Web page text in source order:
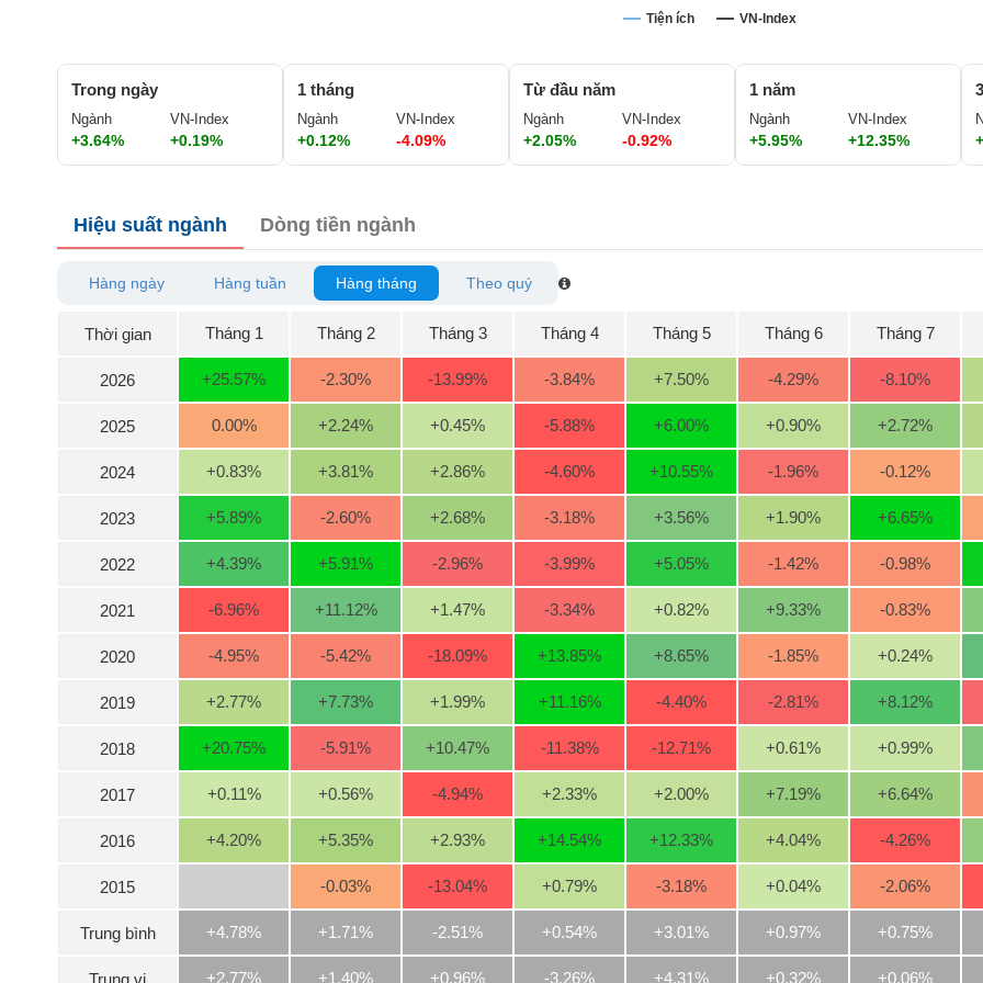
Tiện ích VN-Index
Trong ngày
Ngành
+3.64%
VN-Index
+0.19%
1 tháng
Ngành
+0.12%
VN-Index
-4.09%
Từ đầu năm
Ngành
+2.05%
VN-Index
-0.92%
1 năm
Ngành
+5.95%
VN-Index
+12.35%
Hiệu suất ngành Dòng tiền ngành
Hàng ngày Hàng tuần Hàng tháng Theo quý
Thời gian
2026
2025
2024
2023
2022
2021
2020
2019
2018
2017
2016
2015
Trung bình
Tháng 1 Tháng 2 Tháng 3 Tháng 4 Tháng 5 Tháng 6 Tháng 7
+25.57% -2.30% -13.99% -3.84% +7.50% -4.29% -8.10%
0.00% +2.24% +0.45% -5.88% +6.00% +0.90% +2.72%
+0.83% +3.81% +2.86% -4.60% +10.55% -1.96% -0.12%
+5.89% -2.60% +2.68% -3.18% +3.56% +1.90% +6.65%
+4.39% +5.91% -2.96% -3.99% +5.05% -1.42% -0.98%
-6.96% +11.12% +1.47% -3.34% +0.82% +9.33% -0.83%
-4.95% -5.42% -18.09% +13.85% +8.65% -1.85% +0.24%
+2.77% +7.73% +1.99% +11.16% -4.40% -2.81% +8.12%
+20.75% -5.91% +10.47% -11.38% -12.71% +0.61% +0.99%
+0.11% +0.56% -4.94% +2.33% +2.00% +7.19% +6.64%
+4.20% +5.35% +2.93% +14.54% +12.33% +4.04% -4.26%
-0.03% -13.04% +0.79% -3.18% +0.04% -2.06%
+4.78% +1.71% -2.51% +0.54% +3.01% +0.97% +0.75%
+2.77% +1.40% +0.96% -3.26% +4.31% +0.32% +0.06%
ĐÔNG
DƯƠNG
NHÂN
PHÂN
VIETSTOCKFINANCE
NGÀNH
DOANH